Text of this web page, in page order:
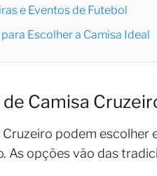
e Eventos de Futebol
Escolher a Camisa Ideal
Camisa
Cruzeiro podem escolher
As opções vão das